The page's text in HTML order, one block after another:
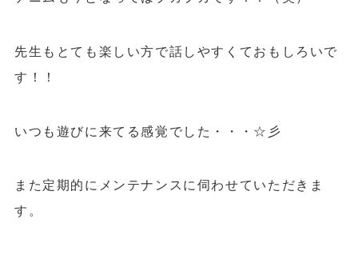
先生もとても楽しい方で話しやすくておもしろいで
す！！
いつも遊びに来てる感覚でした・・・☆彡
また定期的にメンテナンスに伺わせていただきま
す。